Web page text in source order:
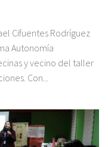
Cifuentes Rodríguez
Autonomía
y vecino del taller
Con...